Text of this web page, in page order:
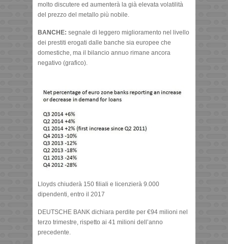
molto discutere ed aumenterà la già elevata volatilità
del prezzo del metallo più nobile.
BANCHE: segnale di leggero miglioramento nel livello
dei prestiti erogati dalle banche sia europee che
domestiche, ma il bilancio annuo rimane ancora
negativo (grafico).
Lloyds chiuderà 150 filiali e licenzierà 9.000
dipendenti, entro il 2017
DEUTSCHE BANK dichiara perdite per €94 milioni nel
terzo trimestre, rispetto ai 41 milioni dell’anno
precedente.